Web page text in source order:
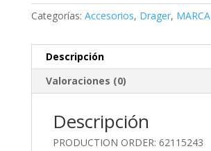
Categorías: Accesorios, Drager, MARCA
Descripción
Valoraciones (0)
Descripción
PRODUCTION ORDER: 62115243